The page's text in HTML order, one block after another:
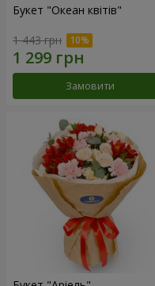
Букет "Океан квітів"
1 443 грн
Замовити